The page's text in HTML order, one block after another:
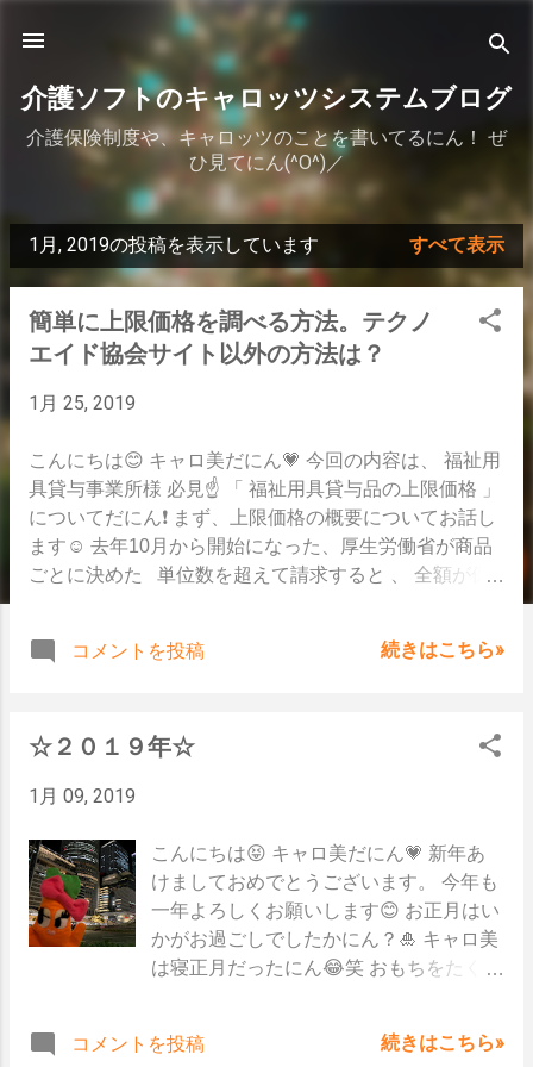
スキップしてメイン コンテンツに移動
介護ソフトのキャロッツシステムブログ
介護保険制度や、キャロッツのことを書いてるにん！ ぜ
ひ見てにん(^O^)／
投
稿
1月, 2019の投稿を表示しています すべて表示
簡単に上限価格を調べる方法。テクノ
エイド協会サイト以外の方法は？
1月 25, 2019
こんにちは😊 キャロ美だにん💗 今回の内容は、 福祉用
具貸与事業所様 必見☝ 「 福祉用具貸与品の上限価格 」
についてだにん❗ まず、上限価格の概要についてお話し
ます☺ 去年10月から開始になった、厚生労働省が商品
ごとに決めた 単位数を超えて請求すると 、 全額が保
意❗ じゃあどこで上限の単位数が調べられるか👀 ↓ イン
るにん❕
2398.htm そのページの「福祉用具の全国平均貸与及び
ロードすると、決められた単位数を調べられます🙆 ★
商品コード列に記載されているコード(TAISコード)で検
索🔍 ★ 貸与価格の上限は円なので、単位数の場合は １
／10 してね ★ 全国平均価格も一緒に掲載されているの
で合わせて確認できます👌 リストの一覧に福祉用具の
月平均100件未満 のものは 上限価格管理の対象外 とな
るので掲載がない商品もあるにん🙋 でも上限価格をイ
コメントを投稿 続きはこちら»
☆２０１９年☆
1月 09, 2019
こんにちは😝 キャロ美だにん💗 新年あ
けましておめでとうございます。 今年も
一年よろしくお願いします😊 お正月はい
かがお過ごしでしたかにん？🎍 キャロ美
は寝正月だったにん😂笑 おもちをたくさ
す。 いつでもお声がけくださいにん🙋
コメントを投稿 続きはこちら»